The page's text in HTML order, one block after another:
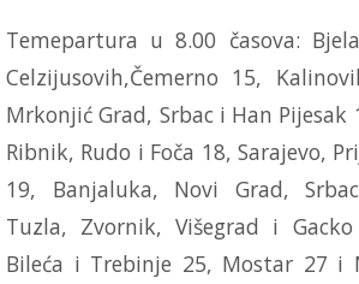
Temepartura u 8.00 časova:
Celzijusovih,Čemerno 15,
Mrkonjić Grad, Srbac i Han Pijesak
Ribnik, Rudo i Foča 18, Sarajevo,
19, Banjaluka, Novi Grad,
Tuzla, Zvornik, Višegrad i
Bileća i Trebinje 25, Mostar 27 i